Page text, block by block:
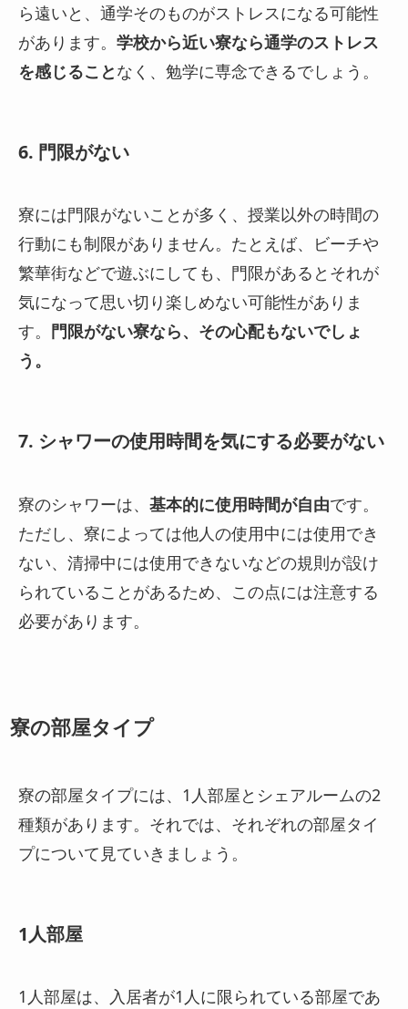
ら遠いと、通学そのものがストレスになる可能性
があります。 学校から近い寮なら通学のストレス
を感じることなく、勉学に専念できるでしょう。
6. 門限がない
寮には門限がないことが多く、授業以外の時間の
行動にも制限がありません。たとえば、ビーチや
繁華街などで遊ぶにしても、門限があるとそれが
気になって思い切り楽しめない可能性がありま
す。 門限がない寮なら、その心配もないでしょ
う。
7. シャワーの使用時間を気にする必要がない
寮のシャワーは、 基本的に使用時間が自由です。
ただし、寮によっては他人の使用中には使用でき
ない、清掃中には使用できないなどの規則が設け
られていることがあるため、この点には注意する
必要があります。
寮の部屋タイプ
寮の部屋タイプには、1人部屋とシェアルームの2
種類があります。それでは、それぞれの部屋タイ
プについて見ていきましょう。
1人部屋
1人部屋は、入居者が1人に限られている部屋であ